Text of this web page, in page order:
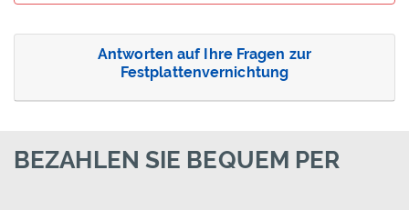
Antworten auf Ihre Fragen zur
Festplattenvernichtung
BEZAHLEN SIE BEQUEM PER